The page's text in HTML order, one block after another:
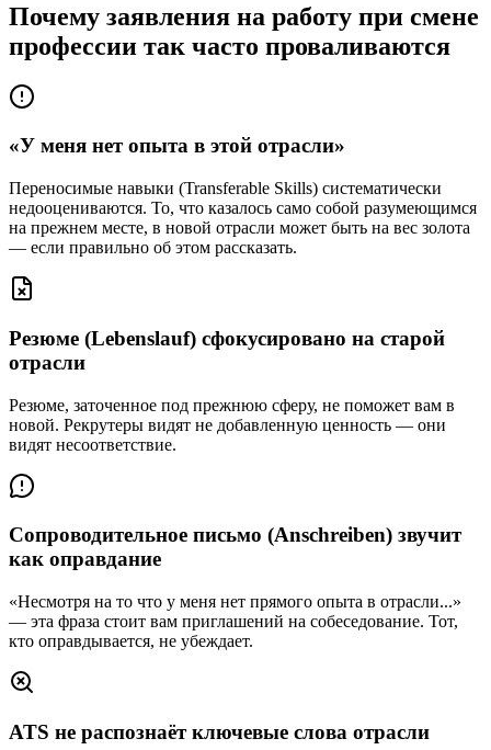
Почему заявления на работу при смене
профессии так часто проваливаются
«У меня нет опыта в этой отрасли»
Переносимые навыки (Transferable Skills) систематически
недооцениваются. То, что казалось само собой разумеющимся
на прежнем месте, в новой отрасли может быть на вес золота
— если правильно об этом рассказать.
Резюме (Lebenslauf) сфокусировано на старой
отрасли
Резюме, заточенное под прежнюю сферу, не поможет вам в
новой. Рекрутеры видят не добавленную ценность — они
видят несоответствие.
Сопроводительное письмо (Anschreiben) звучит
как оправдание
«Несмотря на то что у меня нет прямого опыта в отрасли...»
— эта фраза стоит вам приглашений на собеседование. Тот,
кто оправдывается, не убеждает.
ATS не распознаёт ключевые слова отрасли